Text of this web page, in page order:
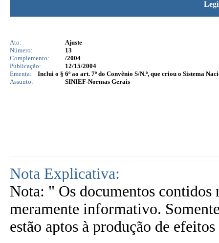
Ato:
Ajuste
Número:
13
Complemento:
/2004
Publicação:
12/15/2004
Ementa:
Inclui o § 6º ao art. 7º do Convênio S/N.º, que criou o Sistema
Assunto:
SINIEF-Normas Gerais
Nota Explicativa:
Nota: " Os documentos contidos
meramente informativo.
estão aptos à produção de